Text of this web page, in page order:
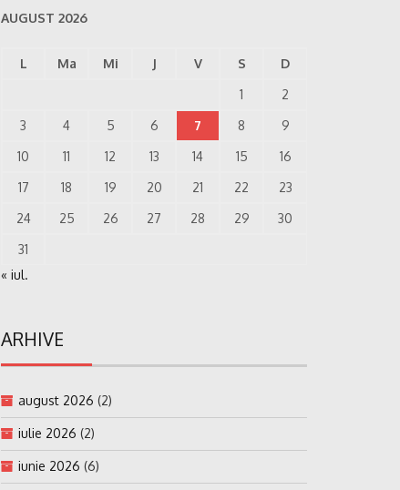
AUGUST 2026
L Ma Mi J V S
D
1
2
3
4 5 6 7 8
9
10
11 12 13 14 15
16
17
18 19 20 21 22
23
24
25 26 27 28 29
30
31
« iul.
ARHIVE
august 2026 (2)
iulie 2026 (2)
iunie 2026 (6)